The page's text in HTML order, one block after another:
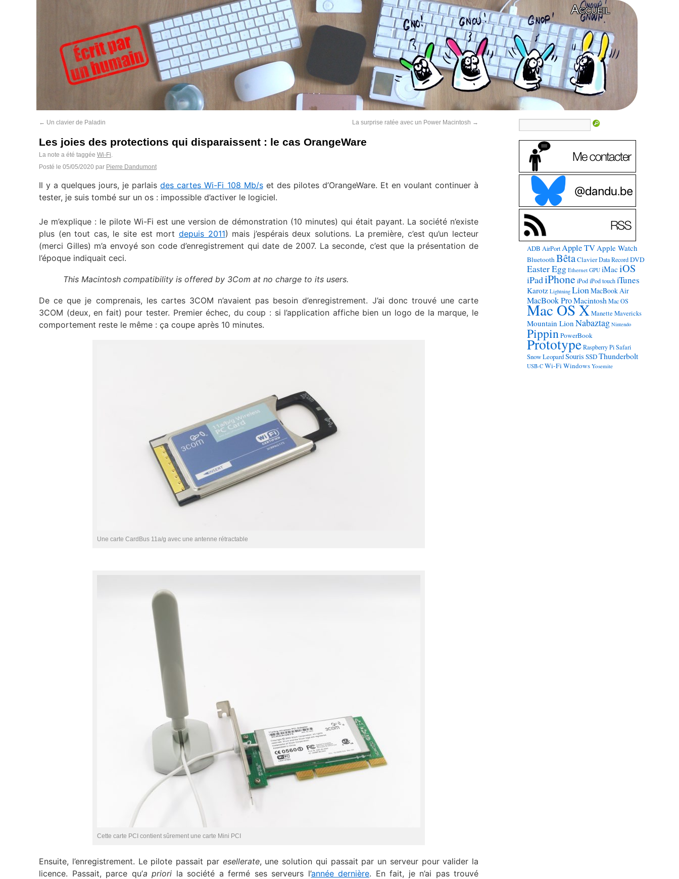
Accueil
← Un clavier de Paladin La surprise ratée avec un Power Macintosh →
Les joies des protections qui disparaissent : le cas OrangeWare
La note a été taggée Wi-Fi.
Posté le 05/05/2020 par Pierre Dandumont
Il y a quelques jours, je parlaisdes cartes Wi-Fi 108 Mb/set des pilotes d’OrangeWare. Et en voulant continuer à
tester, je suis tombé sur un os : impossible d’activer le logiciel.
Je m’explique : le pilote Wi-Fi est une version de démonstration (10 minutes) qui était payant. La société n’existe
plus (en tout cas, le site est mort depuis 2011) mais j’espérais deux solutions. La première, c’est qu’un lecteur
(merci Gilles) m’a envoyé son code d’enregistrement qui date de 2007. La seconde, c’est que la présentation de
l’époque indiquait ceci.
This Macintosh compatibility is offered by 3Com at no charge to its users.
De ce que je comprenais, les cartes 3COM n’avaient pas besoin d’enregistrement. J’ai donc trouvé une carte
3COM (deux, en fait) pour tester. Premier échec, du coup : si l’application affiche bien un logo de la marque, le
comportement reste le même : ça coupe après 10 minutes.
Une carte CardBus 11a/g avec une antenne rétractable
Cette carte PCI contient sûrement une carte Mini PCI
Ensuite, l’enregistrement. Le pilote passait par esellerate, une solution qui passait par un serveur pour valider la
licence. Passait, parce qu’a priori la société a fermé ses serveurs l’année dernière. En fait, je n’ai pas trouvé
ADB AirPort Apple TVApple Watch
BluetoothBêtaClavier Data Record DVD
Easter Egg Ethernet GPU iMaciOS
iPadiPhone iPod iPod touch iTunes
Karotz Lightning LionMacBook Air
MacBook ProMacintosh Mac OS
Mac OS X Manette Mavericks
Mountain Lion Nabaztag Nintendo
PippinPowerBook
Prototype Raspberry Pi Safari
Snow LeopardSouris SSDThunderbolt
USB-C Wi-FiWindows Yosemite